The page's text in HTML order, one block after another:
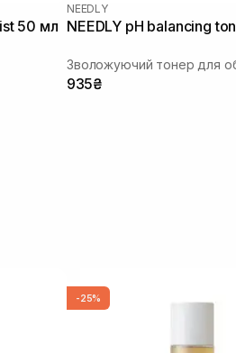
50 мл
NEEDLY
NEEDLY pH balancing
Зволожуючий тонер для
935₴
-25%